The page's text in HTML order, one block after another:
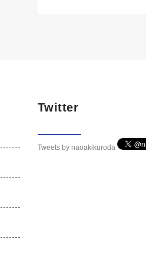
Twitter
Tweets by naoakikuroda